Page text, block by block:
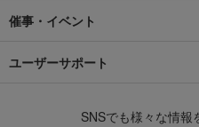
催事・イベント
ユーザーサポート
SNSでも様々な情報